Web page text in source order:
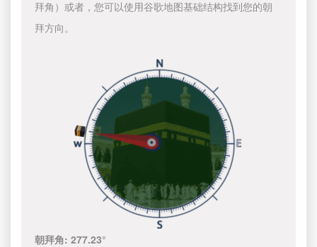
拜角）或者，您可以使用谷歌地图基础结构找到您的朝
拜方向。
朝拜角:277.23°